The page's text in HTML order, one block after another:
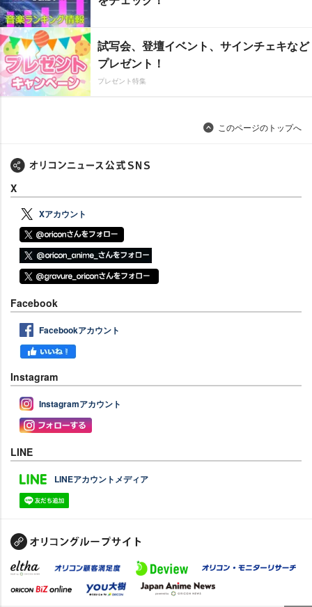
試写会、登壇イベント、サインチェキなど
プレゼント！
プレゼント特集
このページのトップへ
X
Xアカウント
Facebook
Facebookアカウント
Instagram
Instagramアカウント
LINE
LINEアカウントメディア